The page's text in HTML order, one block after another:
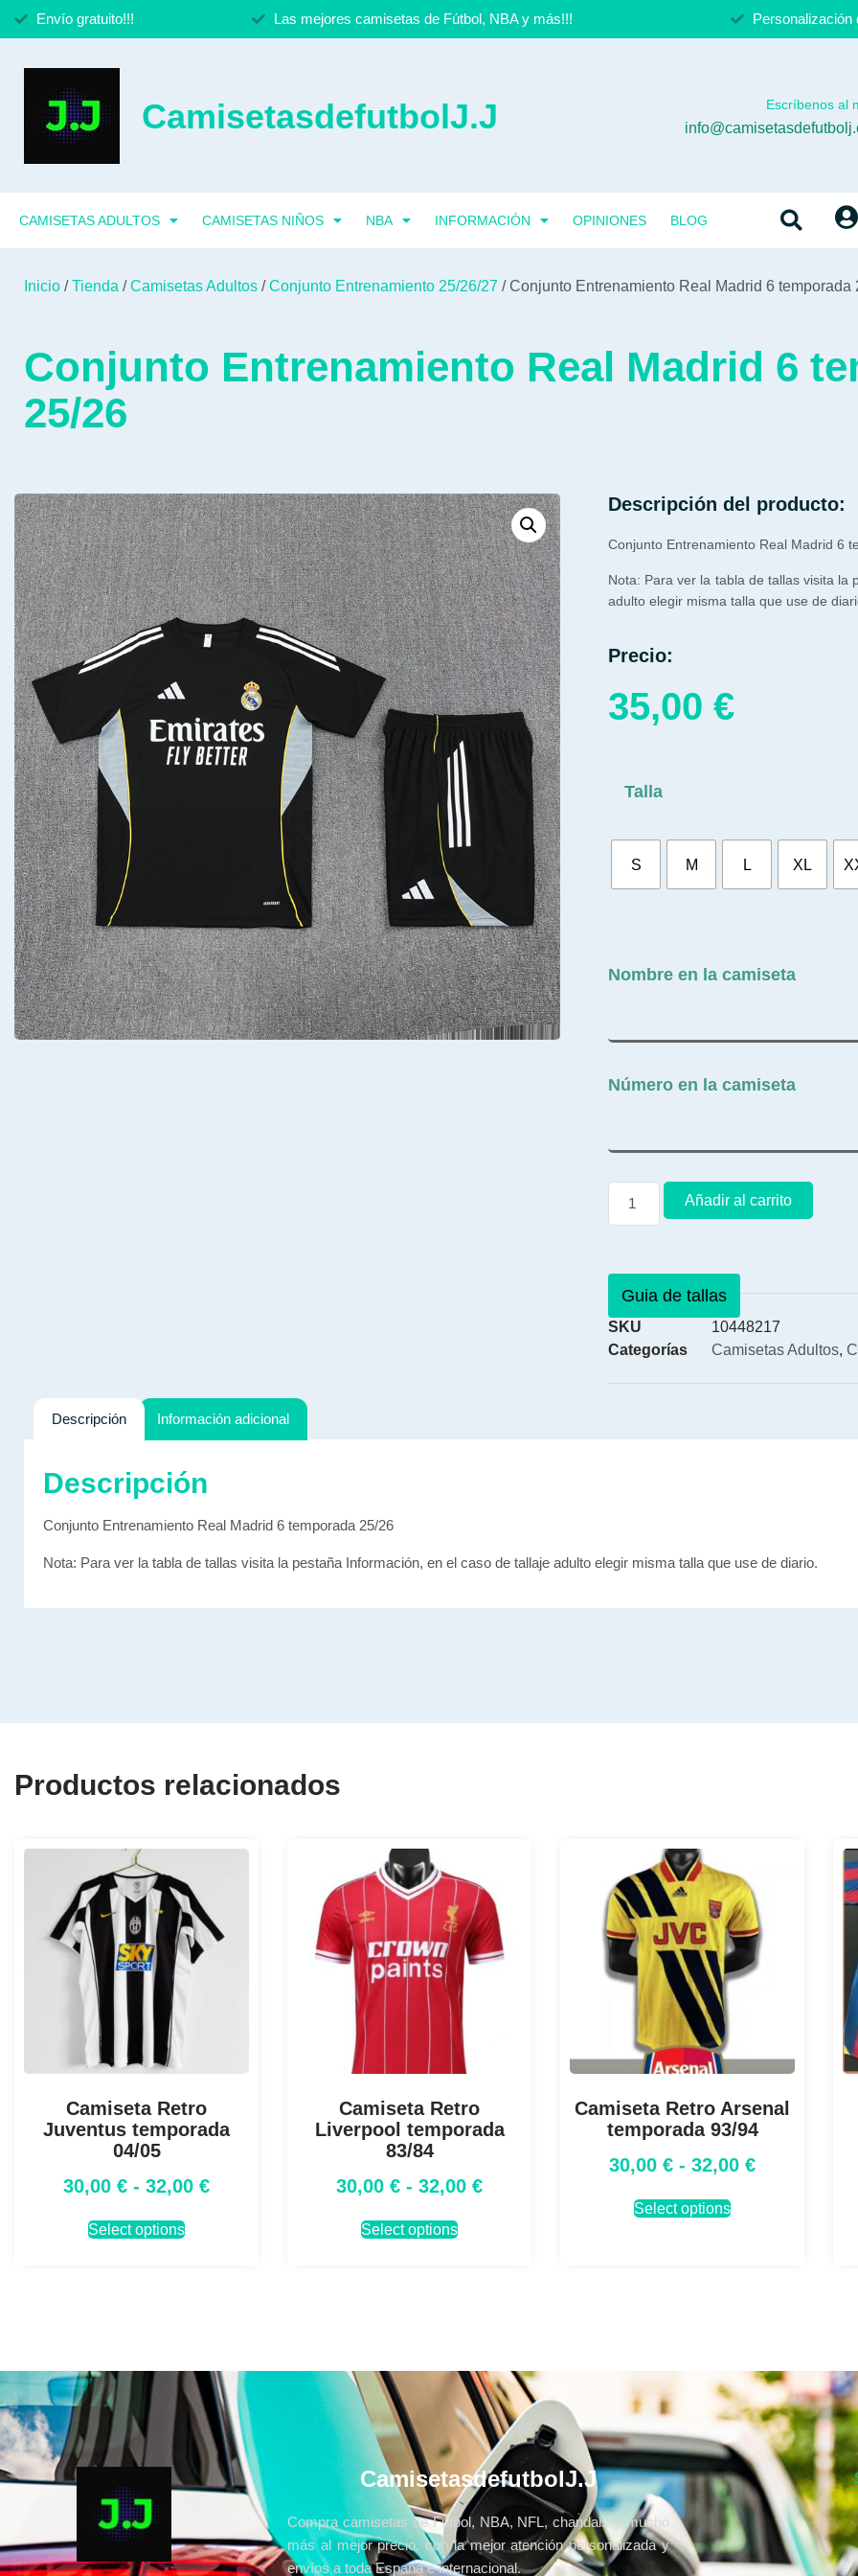
Envío gratuito!!! Las mejores camisetas de Fútbol, NBA y más!!! Personalización
CamisetasdefutbolJ.J Escríbenos al
CAMISETAS ADULTOS CAMISETAS NIÑOS NBA INFORMACIÓN OPINIONES BLOG
Inicio /Tienda /Camisetas Adultos /Conjunto Entrenamiento 25/26/27 / Conjunto Entrenamiento Real Madrid 6 temporada
Conjunto Entrenamiento Real Madrid 6
25/26
Descripción del producto:
Conjunto Entrenamiento Real Madrid 6
Nota: Para ver la tabla de tallas visita la
adulto elegir misma talla que use de
Precio:
35,00 €
Talla
S M L XL
Nombre en la camiseta
Número en la camiseta
Añadir al carrito
Guia de tallas
SKU
10448217
Categorías
Camisetas Adultos,
Descripción Información adicional
Descripción
Conjunto Entrenamiento Real Madrid 6 temporada 25/26
Nota: Para ver la tabla de tallas visita la pestaña Información, en el caso de tallaje adulto elegir misma talla que use de diario.
Productos relacionados
Camiseta Retro
Juventus temporada
04/05
30,00 € - 32,00 €
Select options
Camiseta Retro
Liverpool temporada
83/84
30,00 € - 32,00 €
Select options
Camiseta Retro Arsenal
temporada 93/94
30,00 € - 32,00 €
Select options
CamisetasdefutbolJ.J
Compra camisetas de Fútbol, NBA, NFL, chandals y mucho
más al mejor precio, con la mejor atención personalizada y
envíos a toda España e internacional.